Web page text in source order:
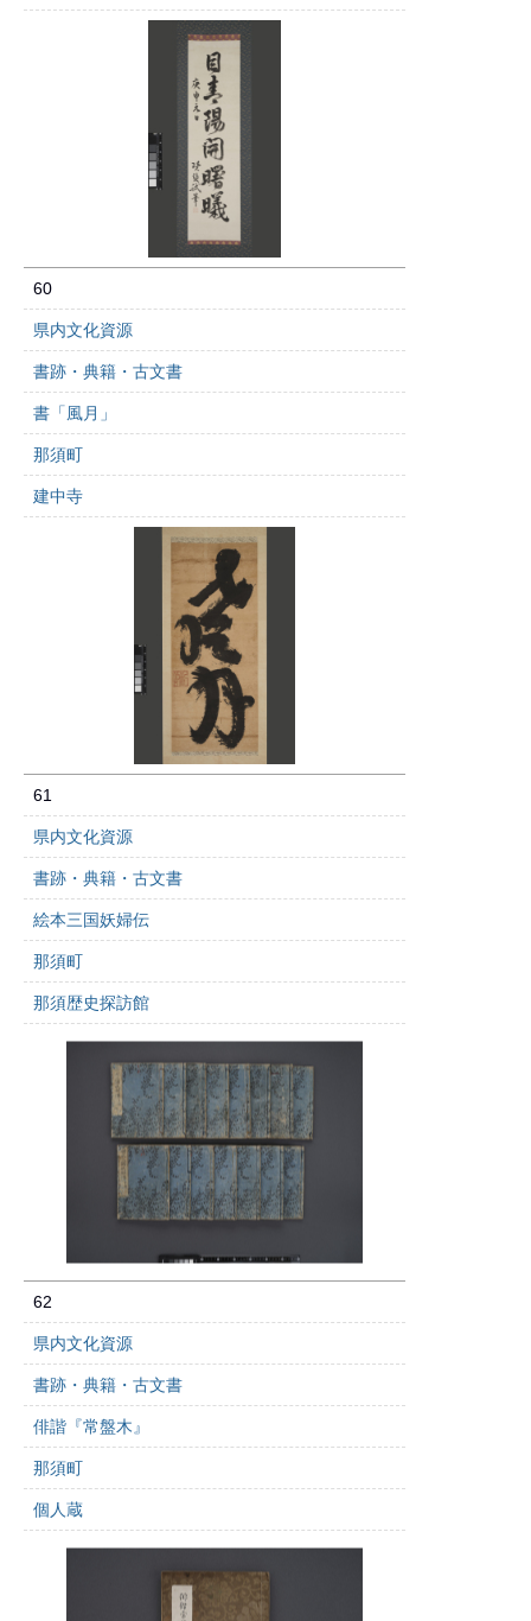
60
県内文化資源
書跡・典籍・古文書
書「風月」
那須町
建中寺
61
県内文化資源
書跡・典籍・古文書
絵本三国妖婦伝
那須町
那須歴史探訪館
62
県内文化資源
書跡・典籍・古文書
俳諧『常盤木』
那須町
個人蔵